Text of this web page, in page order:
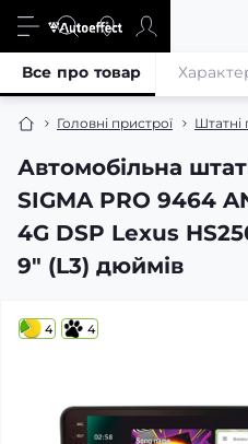
Головні пристрої Штатні
Автомобільна
SIGMA PRO 9464
4G DSP Lexus
9" (L3) дюймів
Все про товар
4 4